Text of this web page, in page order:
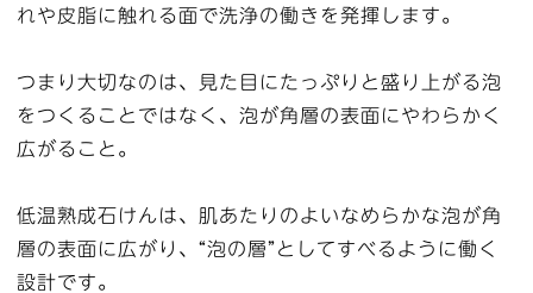
れや皮脂に触れる面で洗浄の働きを発揮します。
つまり大切なのは、見た目にたっぷりと盛り上がる泡
をつくることではなく、泡が角層の表面にやわらかく
広がること。
低温熟成石けんは、肌あたりのよいなめらかな泡が角
層の表面に広がり、“泡の層”としてすべるように働く
設計です。